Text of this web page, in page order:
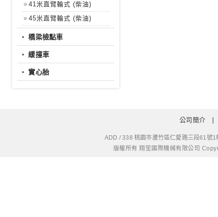
41米直臂輪式 (柴油)
45米直臂輪式 (柴油)
‧橋梁檢點車
‧緩撞車
‧實心胎
公司簡介
ADD / 338 桃園市蘆竹區仁愛路三
版權所有 翔笙國際機械有限公司